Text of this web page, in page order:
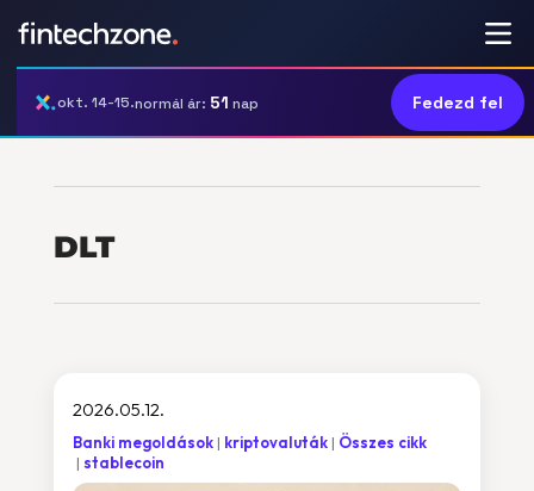
okt. 14-15.normál ár: 51 nap Fedezd fel
DLT
2026.05.12.
Banki megoldások kriptovaluták
Összes cikk
stablecoin